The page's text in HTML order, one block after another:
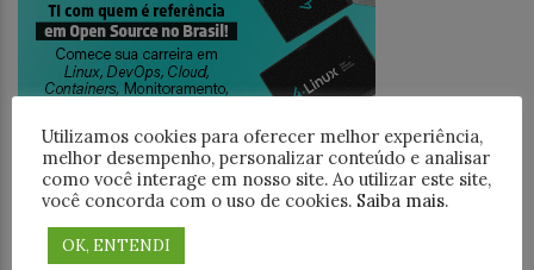
JEDAICAST
Utilizamos cookies para oferecer melhor experiência,
melhor desempenho, personalizar conteúdo e analisar
como você interage em nosso site. Ao utilizar este site,
você concorda com o uso de cookies. Saiba mais.
OK, ENTENDI